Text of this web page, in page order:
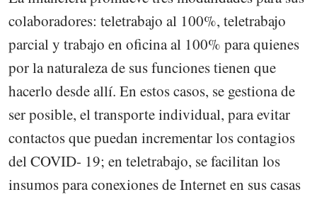
colaboradores: teletrabajo al 100%, teletrabajo
parcial y trabajo en oficina al 100% para quienes
por la naturaleza de sus funciones tienen que
hacerlo desde allí. En estos casos, se gestiona de
ser posible, el transporte individual, para evitar
contactos que puedan incrementar los contagios
del COVID- 19; en teletrabajo, se facilitan los
insumos para conexiones de Internet en sus casas